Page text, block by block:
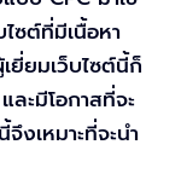
ซต์ที่มีเนื้อหา
เยี่ยมเว็บไซต์นี้ก็
ละมีโอกาสที่จะ
งเหมาะที่จะนำ